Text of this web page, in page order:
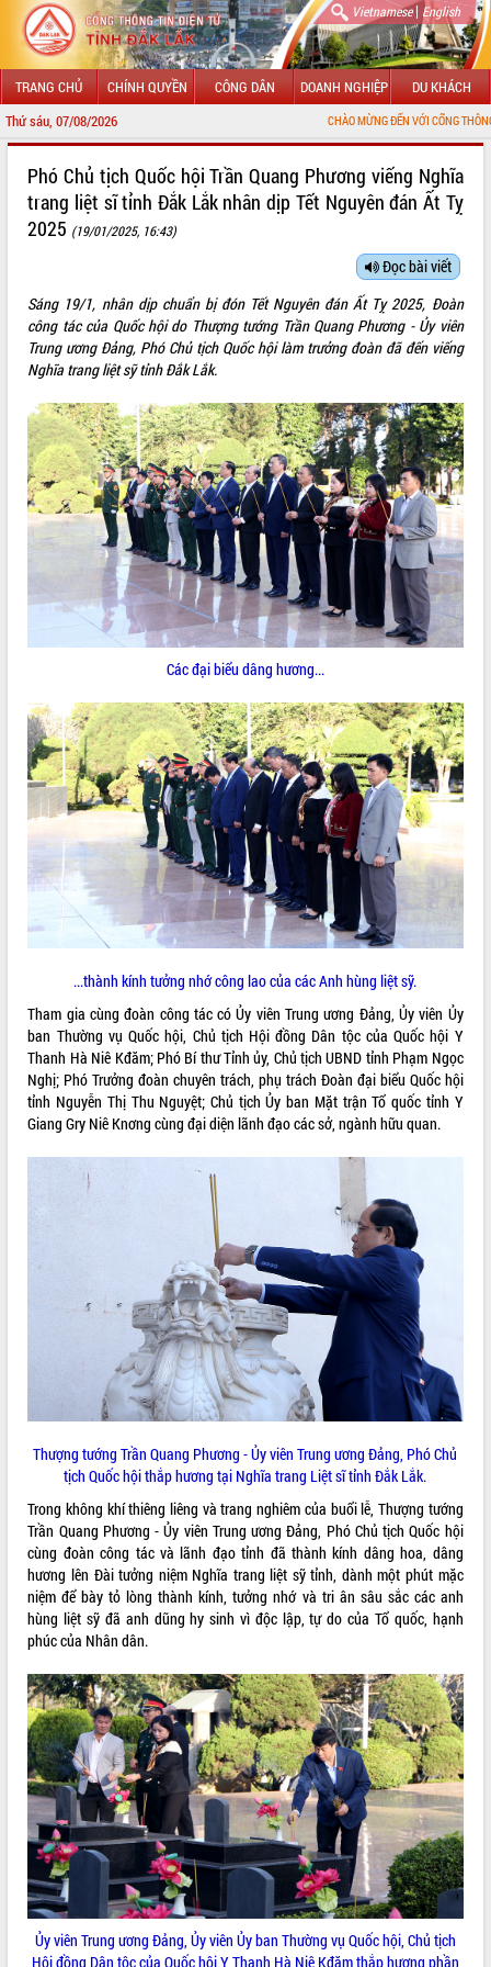
Vietnamese| English
TRANG CHỦ CHÍNH QUYỀN CÔNG DÂN DOANH NGHIỆP DU KHÁCH
Thứ sáu, 07/08/2026 CHÀO MỪNG ĐẾN VỚI CỔNG THÔNG TIN ĐIỆN
LÃNH ĐẠO UBND TỈNH
SỞ, BAN, NGÀNH
UBND CÁC XÃ, PHƯỜNG
HỆ THỐNG VĂN BẢN
VĂN BẢN HĐND TỈNH
ĐIỂM TIN VĂN BẢN
QUY HOẠCH - KẾ HOẠCH
VIDEO
Loading the player...
Khám bệnh, cấp phát thuốc miễn phí
và tặng quà người dân xã Cư Pui
Hội nghị UBND tỉnh Đắk Lắk thường kỳ
tháng 7/2026
Lễ truy tặng danh hiệu “Bà Mẹ Việt
Nam Anh hùng” và trao Huân chương
UBND tỉnh Đắk Lắk triển khai nhiệm
vụ 6 tháng cuối năm 2026
Kỳ họp thứ Hai, Hội đồng nhân dân
tỉnh khóa XI quyết nghị nhiều nội dung
Bí thư Tỉnh ủy Lương Nguyễn Minh
Triết thăm, tặng quà người có công với
cách mạng
Rà soát, hoàn thiện hệ thống thiết chế
văn hóa, thể thao đáp ứng yêu cầu
Thường trực HĐND tỉnh Đắk Lắk gặp
mặt Đoàn chuyên gia y tế TP. Hồ Chí
Minh
Lễ truy điệu và an táng hài cốt liệt sĩ
tại Nghĩa trang Liệt sĩ xã Sơn Hòa
Bàn giải pháp tháo gỡ khó khăn trong
định EUDR
Thứ trưởng Bộ Nông nghiệp và Môi
trường Nguyễn Hoàng Hiệp khảo sát
vùng trồng và doanh nghiệp đóng gói
sầu riêng tại Đắk Lắk
Trình diễn nghệ thuật chế biến các
món ăn từ sầu riêng
Đắk Lắk công bố Quy hoạch và xúc
tiến đầu tư tỉnh
Ngành cá ngừ Đắk Lắk chủ động thích
ứng để giữ vững thị trường xuất khẩu
Diễn đàn Kinh tế tư nhân Việt Nam đột
ALBUM ẢNH
LIÊN KẾT WEB
THỐNG KÊ TRUY CẬP
Hôm nay: 23096
Tất cả: 66035836
Phó Chủ tịch Quốc hội Trần Quang Phương viếng Nghĩa
trang liệt sĩ tỉnh Đắk Lắk nhân dịp Tết Nguyên đán Ất Tỵ
2025 (19/01/2025, 16:43)
Đọc bài viết
Sáng 19/1, nhân dịp chuẩn bị đón Tết Nguyên đán Ất Tỵ 2025, Đoàn
công tác của Quốc hội do Thượng tướng Trần Quang Phương - Ủy viên
Trung ương Đảng, Phó Chủ tịch Quốc hội làm trưởng đoàn đã đến viếng
Nghĩa trang liệt sỹ tỉnh Đắk Lắk.
Các đại biểu dâng hương...
...thành kính tưởng nhớ công lao của các Anh hùng liệt sỹ.
Tham gia cùng đoàn công tác có Ủy viên Trung ương Đảng, Ủy viên Ủy
ban Thường vụ Quốc hội, Chủ tịch Hội đồng Dân tộc của Quốc hội Y
Thanh Hà Niê Kđăm; Phó Bí thư Tỉnh ủy, Chủ tịch UBND tỉnh Phạm Ngọc
Nghị; Phó Trưởng đoàn chuyên trách, phụ trách Đoàn đại biểu Quốc hội
tỉnh Nguyễn Thị Thu Nguyệt; Chủ tịch Ủy ban Mặt trận Tổ quốc tỉnh Y
Giang Gry Niê Knơng cùng đại diện lãnh đạo các sở, ngành hữu quan.
Thượng tướng Trần Quang Phương - Ủy viên Trung ương Đảng, Phó Chủ
tịch Quốc hội thắp hương tại Nghĩa trang Liệt sĩ tỉnh Đắk Lắk.
Trong không khí thiêng liêng và trang nghiêm của buổi lễ, Thượng tướng
Trần Quang Phương - Ủy viên Trung ương Đảng, Phó Chủ tịch Quốc hội
cùng đoàn công tác và lãnh đạo tỉnh đã thành kính dâng hoa, dâng
hương lên Đài tưởng niệm Nghĩa trang liệt sỹ tỉnh, dành một phút mặc
niệm để bày tỏ lòng thành kính, tưởng nhớ và tri ân sâu sắc các anh
hùng liệt sỹ đã anh dũng hy sinh vì độc lập, tự do của Tổ quốc, hạnh
phúc của Nhân dân.
Ủy viên Trung ương Đảng, Ủy viên Ủy ban Thường vụ Quốc hội, Chủ tịch
Hội đồng Dân tộc của Quốc hội Y Thanh Hà Niê Kđăm thắp hương phần